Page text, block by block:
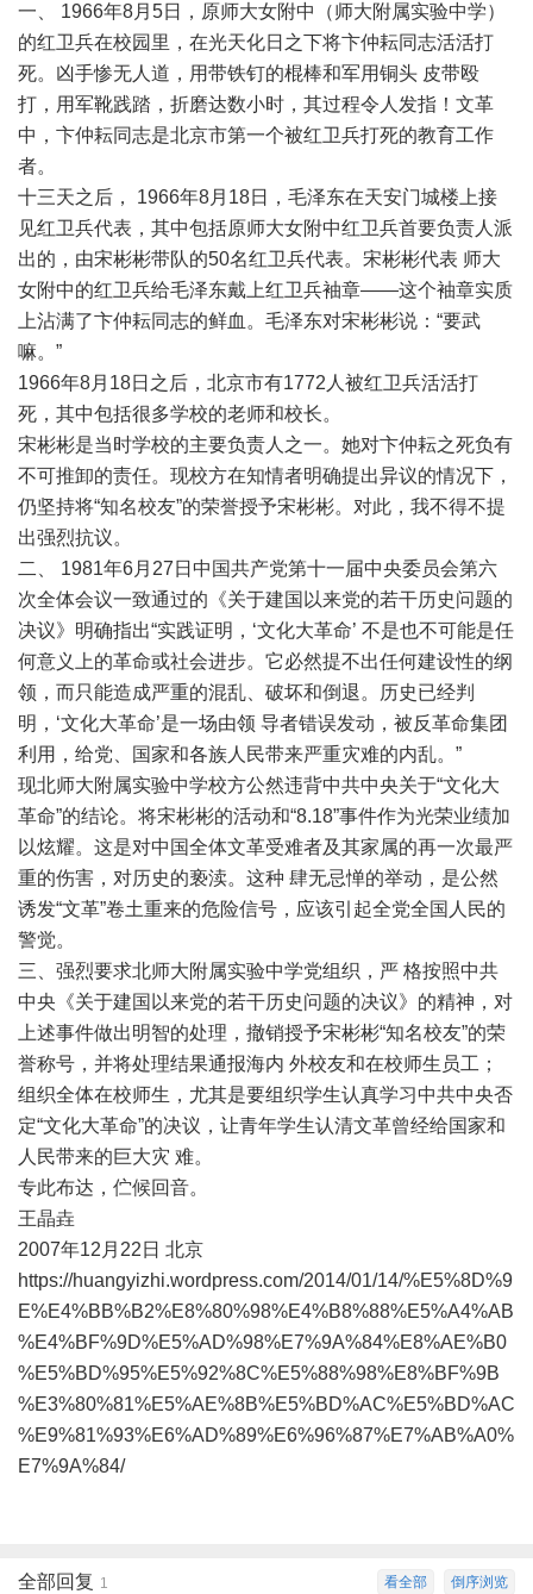
一、 1966年8月5日，原师大女附中（师大附属实验中学）
的红卫兵在校园里，在光天化日之下将卞仲耘同志活活打
死。凶手惨无人道，用带铁钉的棍棒和军用铜头 皮带殴
打，用军靴践踏，折磨达数小时，其过程令人发指！文革
中，卞仲耘同志是北京市第一个被红卫兵打死的教育工作
者。
十三天之后， 1966年8月18日，毛泽东在天安门城楼上接
见红卫兵代表，其中包括原师大女附中红卫兵首要负责人派
出的，由宋彬彬带队的50名红卫兵代表。宋彬彬代表 师大
女附中的红卫兵给毛泽东戴上红卫兵袖章——这个袖章实质
上沾满了卞仲耘同志的鲜血。毛泽东对宋彬彬说：“要武
嘛。”
1966年8月18日之后，北京市有1772人被红卫兵活活打
死，其中包括很多学校的老师和校长。
宋彬彬是当时学校的主要负责人之一。她对卞仲耘之死负有
不可推卸的责任。现校方在知情者明确提出异议的情况下，
仍坚持将“知名校友”的荣誉授予宋彬彬。对此，我不得不提
出强烈抗议。
二、 1981年6月27日中国共产党第十一届中央委员会第六
次全体会议一致通过的《关于建国以来党的若干历史问题的
决议》明确指出“实践证明，‘文化大革命’ 不是也不可能是任
何意义上的革命或社会进步。它必然提不出任何建设性的纲
领，而只能造成严重的混乱、破坏和倒退。历史已经判
明，‘文化大革命’是一场由领 导者错误发动，被反革命集团
利用，给党、国家和各族人民带来严重灾难的内乱。”
现北师大附属实验中学校方公然违背中共中央关于“文化大
革命”的结论。将宋彬彬的活动和“8.18”事件作为光荣业绩加
以炫耀。这是对中国全体文革受难者及其家属的再一次最严
重的伤害，对历史的亵渎。这种 肆无忌惮的举动，是公然
诱发“文革”卷土重来的危险信号，应该引起全党全国人民的
警觉。
三、强烈要求北师大附属实验中学党组织，严 格按照中共
中央《关于建国以来党的若干历史问题的决议》的精神，对
上述事件做出明智的处理，撤销授予宋彬彬“知名校友”的荣
誉称号，并将处理结果通报海内 外校友和在校师生员工；
组织全体在校师生，尤其是要组织学生认真学习中共中央否
定“文化大革命”的决议，让青年学生认清文革曾经给国家和
人民带来的巨大灾 难。
专此布达，伫候回音。
王晶垚
2007年12月22日 北京
https://huangyizhi.wordpress.com/2014/01/14/%E5%8D%9
E%E4%BB%B2%E8%80%98%E4%B8%88%E5%A4%AB
%E4%BF%9D%E5%AD%98%E7%9A%84%E8%AE%B0
%E5%BD%95%E5%92%8C%E5%88%98%E8%BF%9B
%E3%80%81%E5%AE%8B%E5%BD%AC%E5%BD%AC
%E9%81%93%E6%AD%89%E6%96%87%E7%AB%A0%
E7%9A%84/
倒序浏览
看全部
全部回复 1